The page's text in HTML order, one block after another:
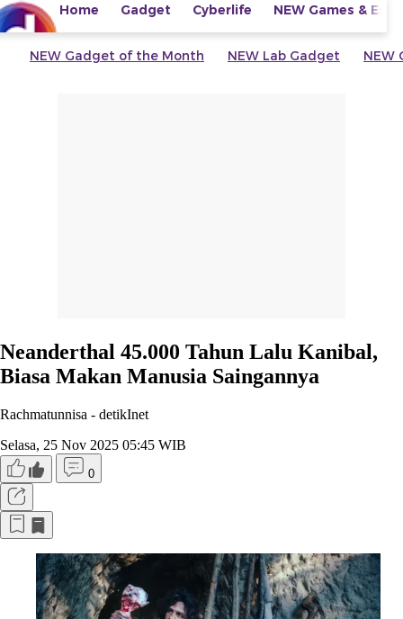
Home Gadget Cyberlife NEW Games &
NEW Gadget of the Month NEW Lab Gadget NEW
Neanderthal 45.000 Tahun Lalu Kanibal,
Biasa Makan Manusia Saingannya
Rachmatunnisa - detikInet
Selasa, 25 Nov 2025 05:45 WIB
0